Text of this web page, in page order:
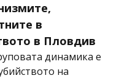
в
в Пловдив
динамика е
на